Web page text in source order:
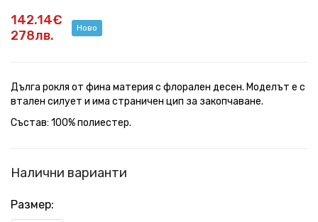
142.14€
278лв.
Ново
Дълга рокля от фина материя с флорален десен. Моделът е с
втален силует и има страничен цип за закопчаване.
Състав: 100% полиестер.
Налични варианти
Размер: